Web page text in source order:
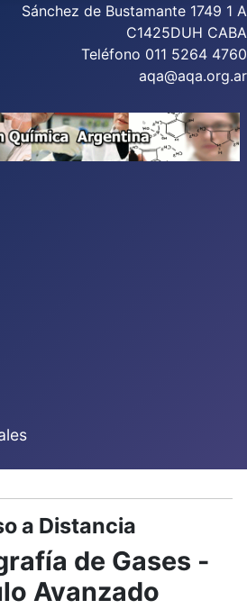
Sánchez de Bustamante 1749 1 A
C1425DUH CABA
Teléfono 011 5264 4760
aqa@aqa.org.ar
a Distancia
de Gases -
Avanzado